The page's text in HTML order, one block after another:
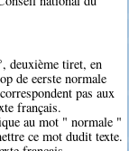
deuxième tiret, en
de eerste normale
pas aux
français.
au mot " normale "
ce mot dudit texte.